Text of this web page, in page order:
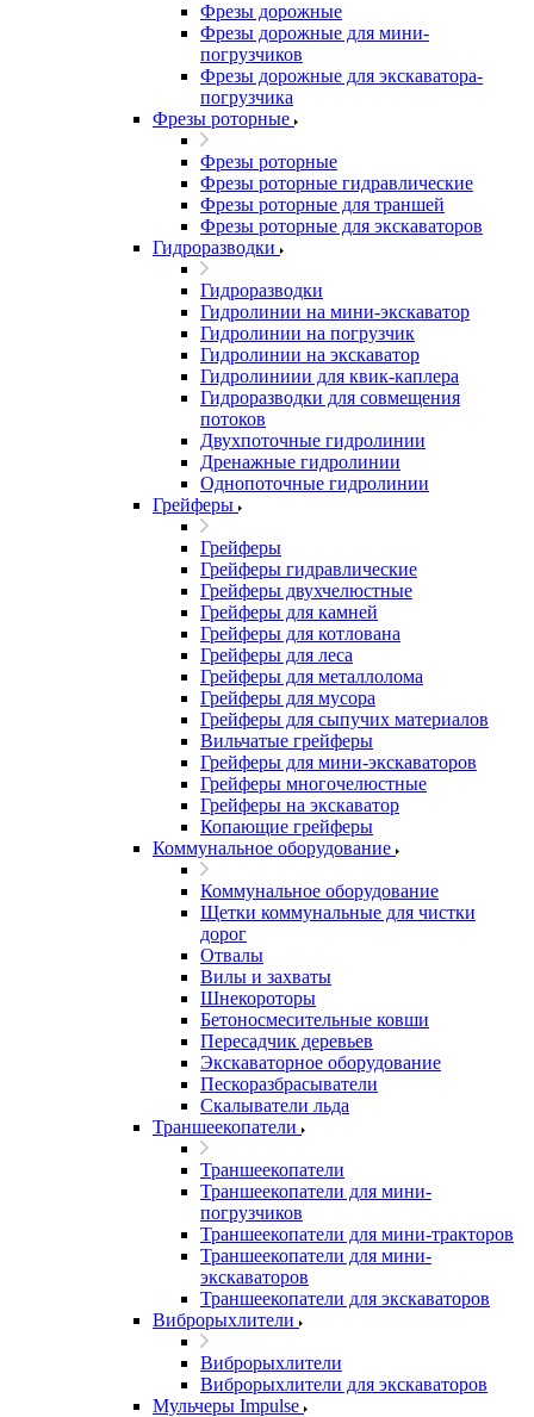
Фрезы дорожные
Фрезы дорожные для мини-
погрузчиков
Фрезы дорожные для экскаватора-
погрузчика
Фрезы роторные
Фрезы роторные
Фрезы роторные гидравлические
Фрезы роторные для траншей
Фрезы роторные для экскаваторов
Гидроразводки
Гидроразводки
Гидролинии на мини-экскаватор
Гидролинии на погрузчик
Гидролинии на экскаватор
Гидролиниии для квик-каплера
Гидроразводки для совмещения
потоков
Двухпоточные гидролинии
Дренажные гидролинии
Однопоточные гидролинии
Грейферы
Грейферы
Грейферы гидравлические
Грейферы двухчелюстные
Грейферы для камней
Грейферы для котлована
Грейферы для леса
Грейферы для металлолома
Грейферы для мусора
Грейферы для сыпучих материалов
Вильчатые грейферы
Грейферы для мини-экскаваторов
Грейферы многочелюстные
Грейферы на экскаватор
Копающие грейферы
Коммунальное оборудование
Коммунальное оборудование
Щетки коммунальные для чистки
дорог
Отвалы
Вилы и захваты
Шнекороторы
Бетоносмесительные ковши
Пересадчик деревьев
Экскаваторное оборудование
Пескоразбрасыватели
Скалыватели льда
Траншеекопатели
Траншеекопатели
Траншеекопатели для мини-
погрузчиков
Траншеекопатели для мини-тракторов
Траншеекопатели для мини-
экскаваторов
Траншеекопатели для экскаваторов
Виброрыхлители
Виброрыхлители
Виброрыхлители для экскаваторов
Мульчеры Impulse